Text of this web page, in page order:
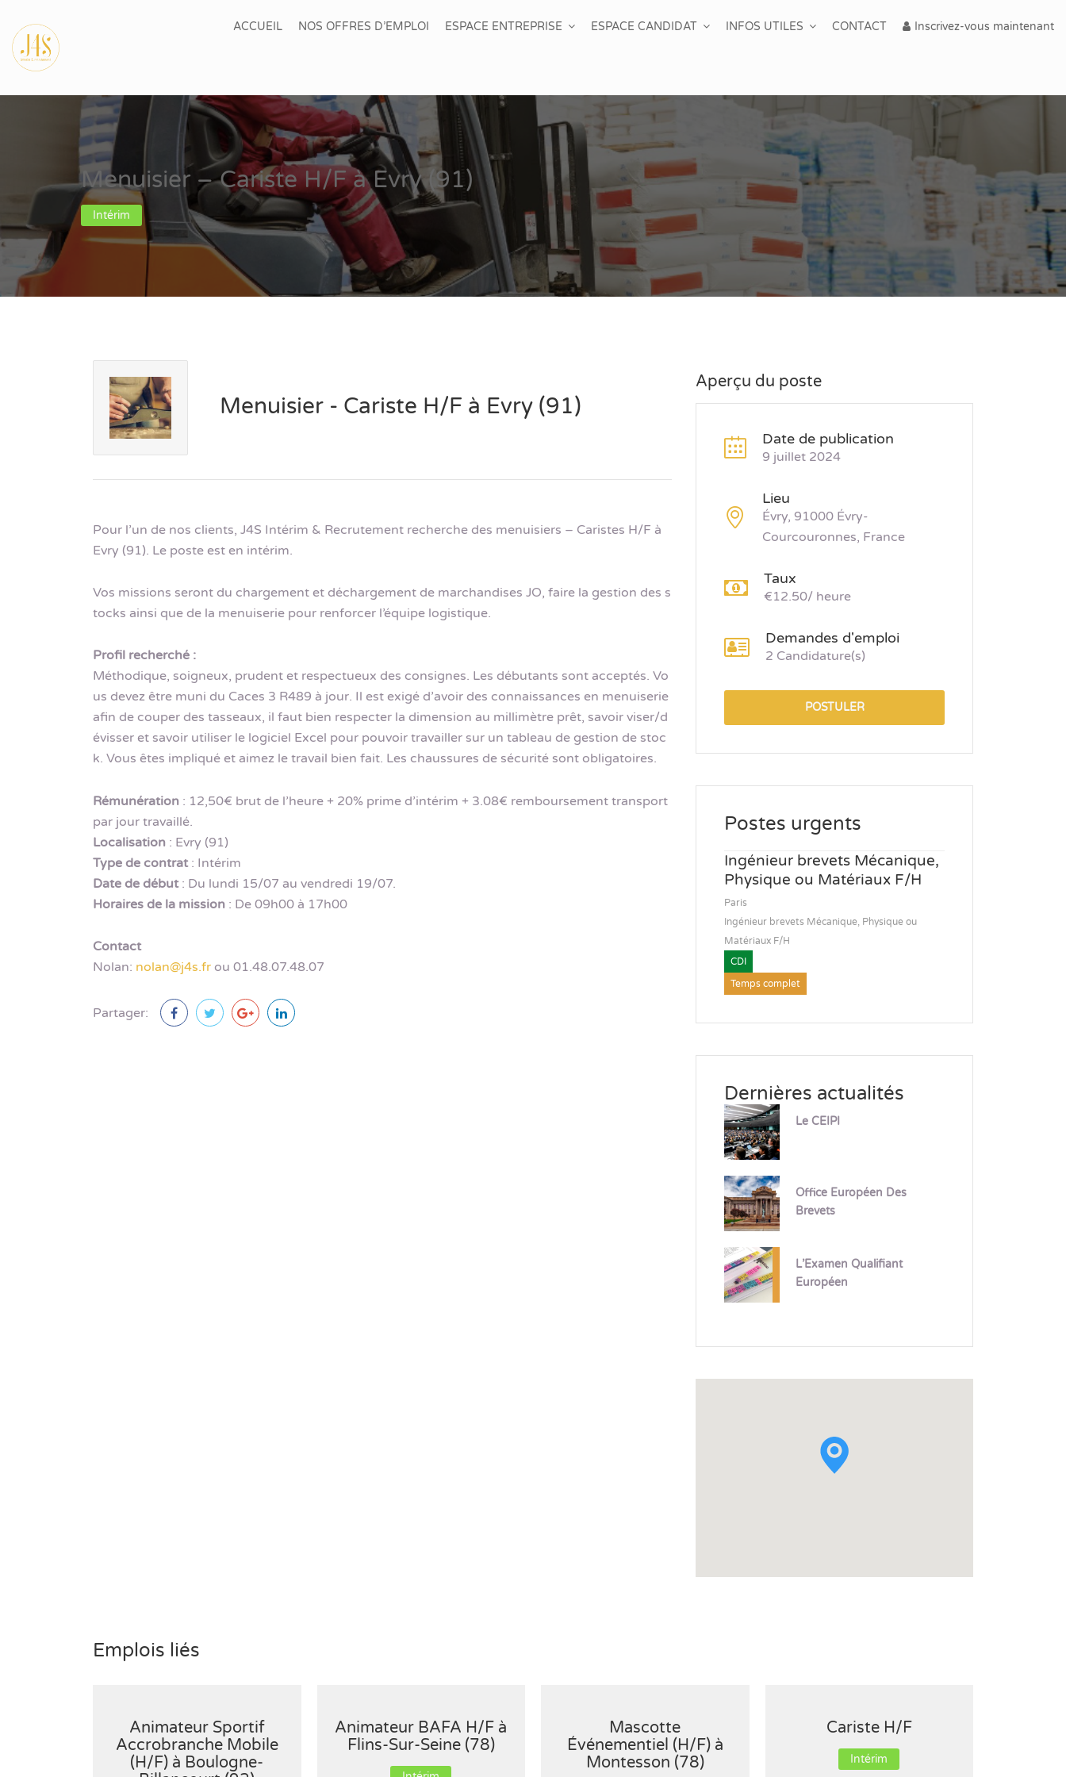
Inscrivez-vous maintenant
ACCUEIL NOS OFFRES D’EMPLOI ESPACE ENTREPRISE ESPACE CANDIDAT INFOS UTILES CONTACT
Menuisier – Cariste H/F à Evry (91)
Intérim
Menuisier - Cariste H/F à Evry (91)
Pour l’un de nos clients, J4S Intérim & Recrutement recherche des menuisiers – Caristes H/F à
Evry (91). Le poste est en intérim.
Vos missions seront du chargement et déchargement de marchandises JO, faire la gestion des s
tocks ainsi que de la menuiserie pour renforcer l’équipe logistique.
Profil recherché :
Méthodique, soigneux, prudent et respectueux des consignes. Les débutants sont acceptés. Vo
us devez être muni du Caces 3 R489 à jour. Il est exigé d’avoir des connaissances en menuiserie
afin de couper des tasseaux, il faut bien respecter la dimension au millimètre prêt, savoir viser/d
évisser et savoir utiliser le logiciel Excel pour pouvoir travailler sur un tableau de gestion de stoc
k. Vous êtes impliqué et aimez le travail bien fait. Les chaussures de sécurité sont obligatoires.
Rémunération : 12,50€ brut de l’heure + 20% prime d’intérim + 3.08€ remboursement transport
par jour travaillé.
Localisation : Evry (91)
Type de contrat: Intérim
Date de début: Du lundi 15/07 au vendredi 19/07.
Horaires de la mission : De 09h00 à 17h00
Contact
Nolan: nolan@j4s.fr ou 01.48.07.48.07
Partager:
Aperçu du poste
Date de publication
9 juillet 2024
Lieu
Évry, 91000 Évry-
Courcouronnes, France
Taux
€12.50/ heure
Demandes d'emploi
2 Candidature(s)
POSTULER
Postes urgents
Ingénieur brevets Mécanique,
Physique ou Matériaux F/H
Paris
Ingénieur brevets Mécanique, Physique ou
Matériaux F/H
CDI
Temps complet
Dernières actualités
Le CEIPI
Office Européen Des
Brevets
L’Examen Qualifiant
Européen
Emplois liés
Animateur Sportif
Accrobranche Mobile
(H/F) à Boulogne-
Animateur BAFA H/F à
Flins-Sur-Seine (78)
Mascotte
Événementiel (H/F) à
Montesson (78)
Cariste H/F
Intérim